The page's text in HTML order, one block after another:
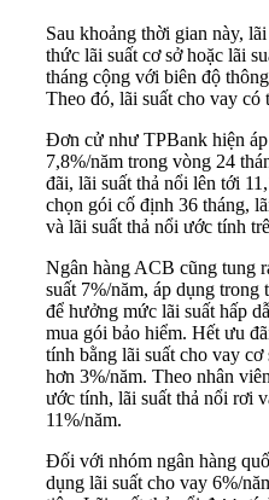
Sau khoảng thời gian này,
thức lãi suất cơ sở hoặc lãi
tháng cộng với biên độ
Theo đó, lãi suất cho vay có
Đơn cử như TPBank hiện
7,8%/năm trong vòng 24
đãi, lãi suất thả nổi lên tới
chọn gói cố định 36 tháng,
và lãi suất thả nổi ước tính
Ngân hàng ACB cũng tung
suất 7%/năm, áp dụng
để hưởng mức lãi suất hấp
mua gói bảo hiểm. Hết ưu
tính bằng lãi suất cho vay
hơn 3%/năm. Theo nhân
ước tính, lãi suất thả nổi rơi
11%/năm.
Đối với nhóm ngân hàng
dụng lãi suất cho vay 6%/